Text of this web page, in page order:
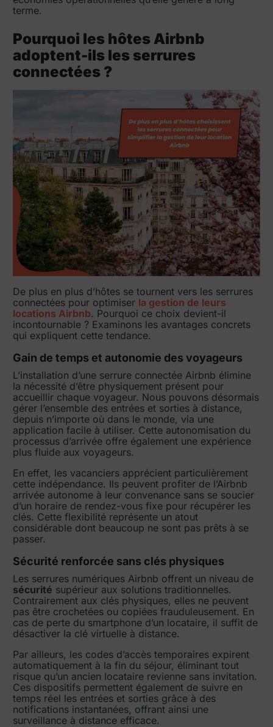
terme.
Pourquoi les hôtes Airbnb
adoptent-ils les serrures
connectées ?
De plus en plus d’hôtes se tournent vers les serrures
connectées pour optimiser la gestion de leurs
locations Airbnb. Pourquoi ce choix devient-il
incontournable ? Examinons les avantages concrets
qui expliquent cette tendance.
Gain de temps et autonomie des voyageurs
L’installation d’une serrure connectée Airbnb élimine
la nécessité d’être physiquement présent pour
accueillir chaque voyageur. Nous pouvons désormais
gérer l’ensemble des entrées et sorties à distance,
depuis n’importe où dans le monde, via une
application facile à utiliser. Cette autonomisation du
processus d’arrivée offre également une expérience
plus fluide aux voyageurs.
En effet, les vacanciers apprécient particulièrement
cette indépendance. Ils peuvent profiter de l’Airbnb
arrivée autonome à leur convenance sans se soucier
d’un horaire de rendez-vous fixe pour récupérer les
clés. Cette flexibilité représente un atout
considérable dont beaucoup ne sont pas prêts à se
passer.
Sécurité renforcée sans clés physiques
Les serrures numériques Airbnb offrent un niveau de
sécurité supérieur aux solutions traditionnelles.
Contrairement aux clés physiques, elles ne peuvent
pas être crochetées ou copiées frauduleusement. En
cas de perte du smartphone d’un locataire, il suffit de
désactiver la clé virtuelle à distance.
Par ailleurs, les codes d’accès temporaires expirent
automatiquement à la fin du séjour, éliminant tout
risque qu’un ancien locataire revienne sans invitation.
Ces dispositifs permettent également de suivre en
temps réel les entrées et sorties grâce à des
notifications instantanées, offrant ainsi une
surveillance à distance efficace.